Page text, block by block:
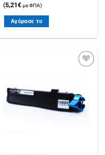
(5,21€ με ΦΠΑ)
Αγόρασε το
επιθυμιών